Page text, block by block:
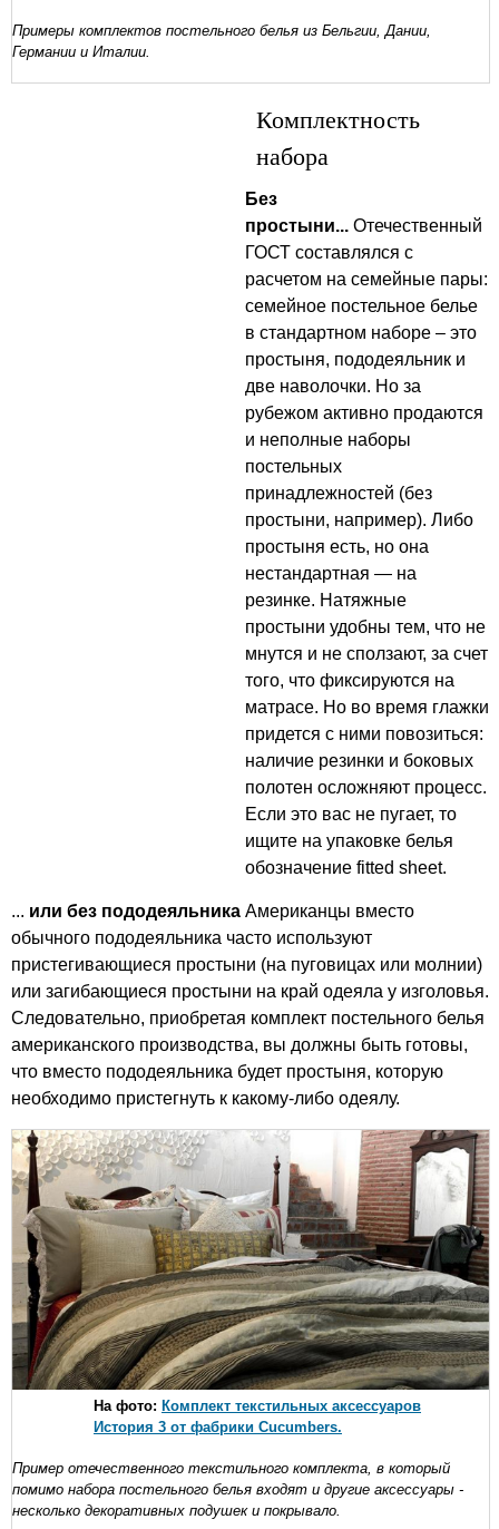
Примеры комплектов постельного белья из Бельгии, Дании,
Германии и Италии.
Комплектность
набора
Без
простыни... Отечественный
ГОСТ составлялся с
расчетом на семейные пары:
семейное постельное белье
в стандартном наборе – это
простыня, пододеяльник и
две наволочки. Но за
рубежом активно продаются
и неполные наборы
постельных
принадлежностей (без
простыни, например). Либо
простыня есть, но она
нестандартная — на
резинке. Натяжные
простыни удобны тем, что не
мнутся и не сползают, за счет
того, что фиксируются на
матрасе. Но во время глажки
придется с ними повозиться:
наличие резинки и боковых
полотен осложняют процесс.
Если это вас не пугает, то
ищите на упаковке белья
обозначение fitted sheet.
... или без пододеяльника Американцы вместо
обычного пододеяльника часто используют
пристегивающиеся простыни (на пуговицах или молнии)
или загибающиеся простыни на край одеяла у изголовья.
Следовательно, приобретая комплект постельного белья
американского производства, вы должны быть готовы,
что вместо пододеяльника будет простыня, которую
необходимо пристегнуть к какому-либо одеялу.
На фото: Комплект текстильных аксессуаров
История 3 от фабрики Cucumbers.
Пример отечественного текстильного комплекта, в который
помимо набора постельного белья входят и другие аксессуары -
несколько декоративных подушек и покрывало.